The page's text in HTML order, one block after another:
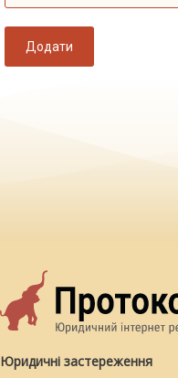
Додати
Юридичні застереження